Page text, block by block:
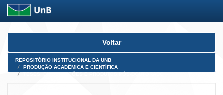
Skip
Voltar
REPOSITÓRIO INSTITUCIONAL DA UNB
PRODUÇÃO ACADÊMICA E CIENTÍFICA